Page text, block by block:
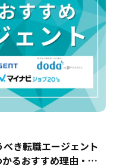
べき転職エージェント
るおすすめ理由・サ